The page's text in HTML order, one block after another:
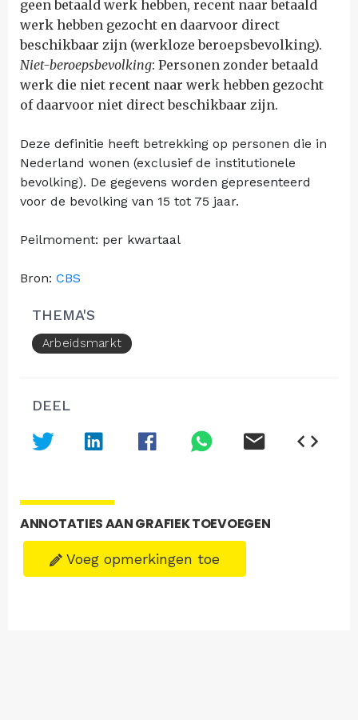
geen betaald werk hebben, recent naar betaald
werk hebben gezocht en daarvoor direct
beschikbaar zijn (werkloze beroepsbevolking).
Niet-beroepsbevolking: Personen zonder betaald
werk die niet recent naar werk hebben gezocht
of daarvoor niet direct beschikbaar zijn.
Deze definitie heeft betrekking op personen die in
Nederland wonen (exclusief de institutionele
bevolking). De gegevens worden gepresenteerd
voor de bevolking van 15 tot 75 jaar.
Peilmoment: per kwartaal
Bron: CBS
THEMA'S
Arbeidsmarkt
DEEL
ANNOTATIES AAN GRAFIEK TOEVOEGEN
Voeg opmerkingen toe